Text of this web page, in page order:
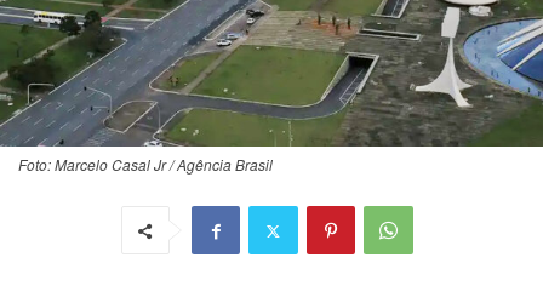
Foto: Marcelo Casal Jr / Agência Brasil